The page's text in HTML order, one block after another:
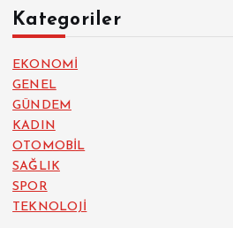
Kategoriler
EKONOMİ
GENEL
GÜNDEM
KADIN
OTOMOBİL
SAĞLIK
SPOR
TEKNOLOJİ